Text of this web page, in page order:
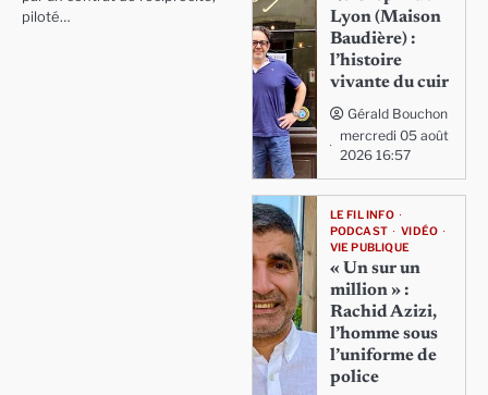
piloté…
Lyon (Maison
Baudière) :
l’histoire
vivante du cuir
Gérald Bouchon
mercredi 05 août
2026 16:57
LE FIL INFO
PODCAST
VIDÉO
VIE PUBLIQUE
« Un sur un
million » :
Rachid Azizi,
l’homme sous
l’uniforme de
police